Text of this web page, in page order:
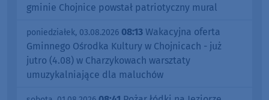
gminie Chojnice powstał patriotyczny mural
poniedziałek, 03.08.2026 08:13 Wakacyjna oferta
Gminnego Ośrodka Kultury w Chojnicach - już
jutro (4.08) w Charzykowach warsztaty
umuzykalniające dla maluchów